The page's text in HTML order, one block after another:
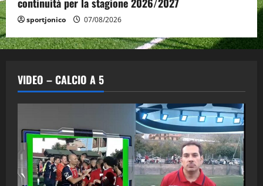
sportjonico 07/08/2026
VIDEO – CALCIO A 5